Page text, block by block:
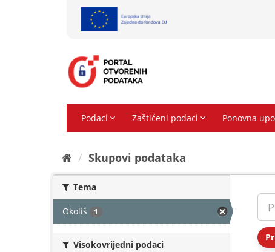
Skupovi podаtаkа
Tema
Okoliš 1
Visokovrijedni podaci